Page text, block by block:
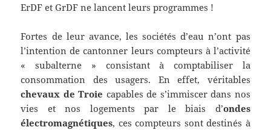
ErDF et GrDF ne lancent leurs programmes !
Fortes de leur avance, les sociétés d’eau n’ont pas
l’intention de cantonner leurs compteurs à l’activité
« subalterne » consistant à comptabiliser la
consommation des usagers. En effet, véritables
chevaux de Troie capables de s’immiscer dans nos
vies et nos logements par le biais d’ondes
électromagnétiques, ces compteurs sont destinés à